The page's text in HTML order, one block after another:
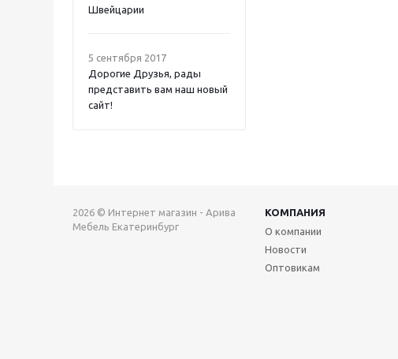
Швейцарии
5 сентября 2017
Дорогие Друзья, рады
представить вам наш новый
сайт!
2026 © Интернет магазин - Арива
Мебель Екатеринбург
КОМПАНИЯ
О компании
Новости
Оптовикам